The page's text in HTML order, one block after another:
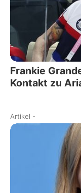
Frankie
Kontakt zu
Artikel -